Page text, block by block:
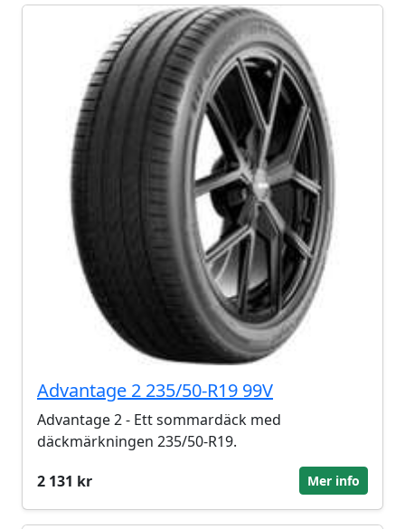
Advantage 2 235/50-R19 99V
Advantage 2 - Ett sommardäck med
däckmärkningen 235/50-R19.
2 131 kr
Mer info